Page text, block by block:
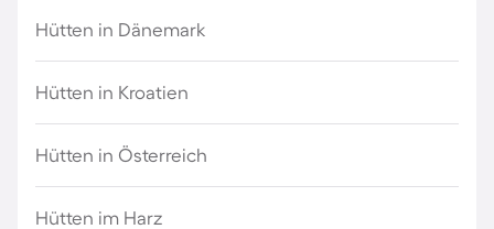
Hütten in Dänemark
Hütten in Kroatien
Hütten in Österreich
Hütten im Harz